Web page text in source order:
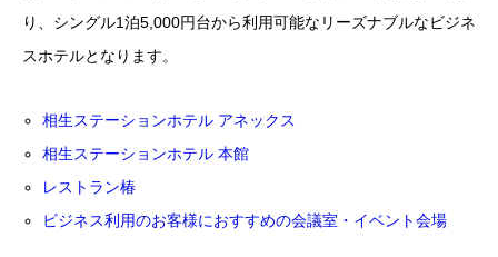
り、シングル1泊5,000円台から利用可能なリーズナブルなビジネ
スホテルとなります。
相生ステーションホテル アネックス
相生ステーションホテル 本館
レストラン椿
ビジネス利用のお客様におすすめの会議室・イベント会場